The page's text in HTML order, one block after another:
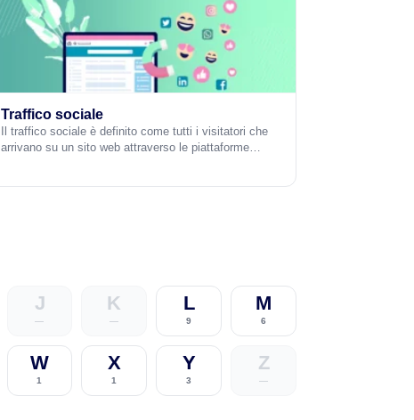
Traffico sociale
Il traffico sociale è definito come tutti i visitatori che
arrivano su un sito web attraverso le piattaforme…
J
—
K
—
L
9
M
6
W
1
X
1
Y
3
Z
—